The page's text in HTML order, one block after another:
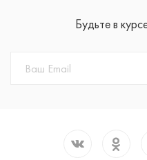
Будьте в